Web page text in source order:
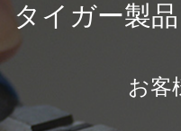
タイガー製
お客